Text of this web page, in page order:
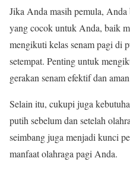
Jika Anda masih pemula, Anda
yang cocok untuk Anda, baik
mengikuti kelas senam pagi di
setempat. Penting untuk
gerakan senam efektif dan
Selain itu, cukupi juga
putih sebelum dan setelah
seimbang juga menjadi kunci
manfaat olahraga pagi Anda.